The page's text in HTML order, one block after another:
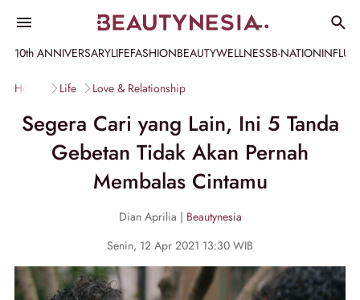
10th ANNIVERSARYLIFEFASHIONBEAUTYWELLNESSB-NATION
Home Life Love & Relationship
Segera Cari yang Lain, Ini 5 Tanda
Gebetan Tidak Akan Pernah
Membalas Cintamu
Dian Aprilia | Beautynesia
Senin, 12 Apr 2021 13:30 WIB